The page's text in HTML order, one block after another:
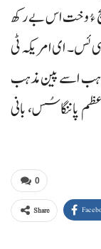
آک ہچ ءُ وخت اس بے رکھ
اُست خواہی ئس۔ ای امریکہ ٹی
مذہب اسے پین مذہب
پاننگاسُس، بانی
0
Share